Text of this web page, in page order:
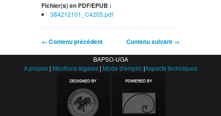
Fichier(s) en PDF/EPUB :
384212101_C4205.pdf
← Contenu précédent Contenu suivant →
BAPSO-UGA
A propos | Mentions légales | Mode d'emploi |Aspects techniques